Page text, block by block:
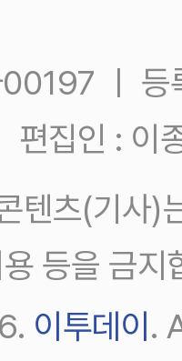
00197 ㅣ
편집인 : 이
텐츠(기사)
등을 금지
이투데이.